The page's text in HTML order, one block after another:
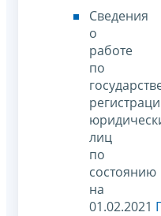
Сведения
о
работе
по
лиц
по
состоянию
на
01.02.2021